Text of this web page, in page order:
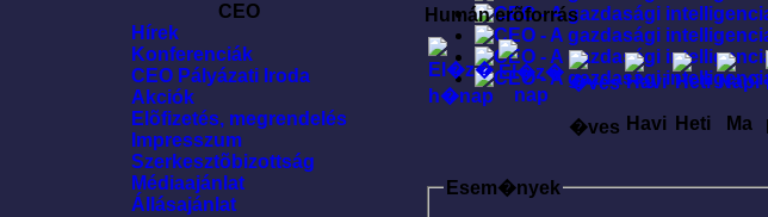
CEO
Hírek
Konferenciák
CEO Pályázati Iroda
Akciók
Elõfizetés, megrendelés
Impresszum
Szerkesztõbizottság
Médiaajánlat
Állásajánlat
Humán erõforrás
�ves Havi Heti Ma
Esem�nyek